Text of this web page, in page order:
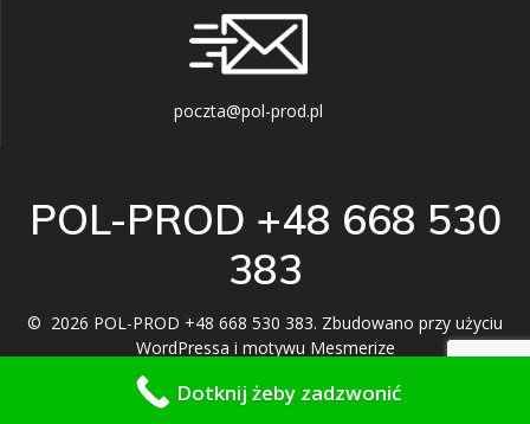
poczta@pol-prod.pl
POL-PROD +48 668 530
383
© 2026 POL-PROD +48 668 530 383. Zbudowano przy użyciu
WordPressa i motywu Mesmerize
Dotknij żeby zadzwonić